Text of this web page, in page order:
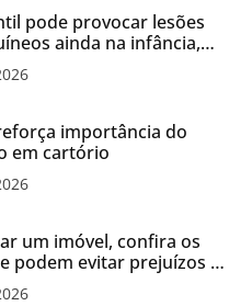
pode provocar lesões
ainda na infância,
importância do
em cartório
um imóvel, confira os
podem evitar prejuízos e